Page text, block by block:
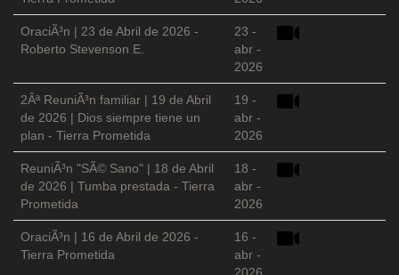
OraciÃ³n | 23 de Abril de 2026 -
Roberto Stevenson E.
23 -
abr -
2026
2Âª ReuniÃ³n familiar | 19 de Abril
de 2026 | Dios siempre tiene un
plan - Tierra Prometida
19 -
abr -
2026
ReuniÃ³n "SÃ© Sano" | 18 de Abril
de 2026 | Tumba prestada - Tierra
Prometida
18 -
abr -
2026
OraciÃ³n | 16 de Abril de 2026 -
Tierra Prometida
16 -
abr -